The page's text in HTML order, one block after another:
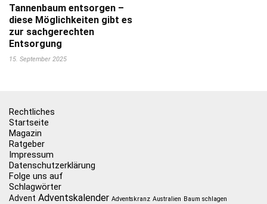
Tannenbaum entsorgen –
diese Möglichkeiten gibt es
zur sachgerechten
Entsorgung
15. September 2025
Rechtliches
Startseite
Magazin
Ratgeber
Impressum
Datenschutzerklärung
Folge uns auf
Schlagwörter
Advent Adventskalender Adventskranz Australien Baum schlagen